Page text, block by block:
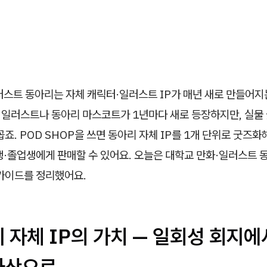
스트 동아리는 자체 캐릭터·일러스트 IP가 매년 새로 만들어
러스트나 동아리 마스코트가 1년마다 새로 등장하지만, 실물
죠. POD SHOP을 쓰면 동아리 자체 IP를 1개 단위로 굿즈화
·졸업생에게 판매할 수 있어요. 오늘은 대학교 만화·일러스트
이드를 정리했어요.
자체 IP의 가치 — 일회성 회지에